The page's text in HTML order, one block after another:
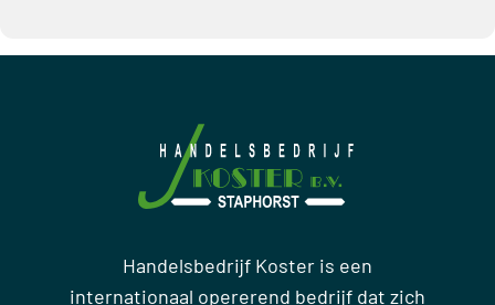
Handelsbedrijf Koster is een
internationaal opererend bedrijf dat zich